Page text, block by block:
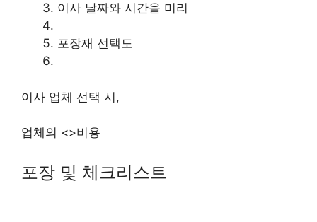
이사 날짜와 시간을 미리
포장재 선택도
이사 업체 선택 시,
업체의 <>비용
포장 및 체크리스트